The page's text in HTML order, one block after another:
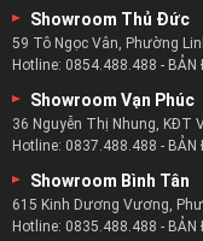
Xem Ngay:Mẫu
Xem Ngay: Mẫu
Xem Ngay:Mẫu
Xem Ngay:Mẫu
Xem Ngay:Mẫu
Xem Ngay:Mẫu
Xem Ngay:Mẫu
Xem Ngay:Mẫu
Showroom Thủ Đức
59 Tô Ngọc Vân, Phường
Hotline: 0854.488.488 - BẢN
Showroom Vạn Phúc
36 Nguyễn Thị Nhung, KĐT
Hotline: 0837.488.488 - BẢN
Showroom Bình Tân
615 Kinh Dương Vương,
Hotline: 0835.488.488 - BẢN